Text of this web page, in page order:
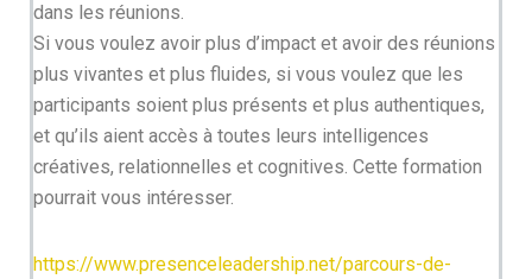
dans les réunions.
Si vous voulez avoir plus d’impact et avoir des réunions
plus vivantes et plus fluides, si vous voulez que les
participants soient plus présents et plus authentiques,
et qu’ils aient accès à toutes leurs intelligences
créatives, relationnelles et cognitives. Cette formation
pourrait vous intéresser.
https://www.presenceleadership.net/parcours-de-